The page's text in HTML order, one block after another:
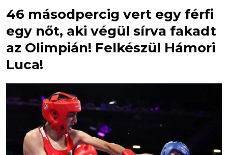
46 másodpercig vert egy férfi
egy nőt, aki végül sírva fakadt
az Olimpián! Felkészül Hámori
Luca!